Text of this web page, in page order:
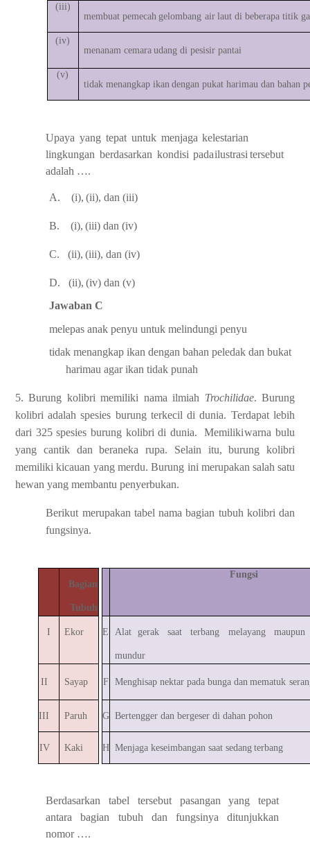
(iii)
membuat pemecah gelombang air laut di beberapa titik
(iv)
menanam cemara udang di pesisir pantai
(v)
tidak menangkap ikan dengan pukat harimau dan bahan
Upaya yang tepat untuk menjaga kelestarian
lingkungan berdasarkan kondisi padailustrasi tersebut
adalah ….
A. (i), (ii), dan (iii)
B. (i), (iii) dan (iv)
C. (ii), (iii), dan (iv)
D. (ii), (iv) dan (v)
Jawaban C
melepas anak penyu untuk melindungi penyu
tidak menangkap ikan dengan bahan peledak dan bukat
harimau agar ikan tidak punah
5.Burung kolibri memiliki nama ilmiah Trochilidae. Burung
kolibri adalah spesies burung terkecil di dunia. Terdapat lebih
dari 325 spesies burung kolibri di dunia. Memilikiwarna bulu
yang cantik dan beraneka rupa. Selain itu, burung kolibri
memiliki kicauan yang merdu. Burung ini merupakan salah satu
hewan yang membantu penyerbukan.
Berikut merupakan tabel nama bagian tubuh kolibri dan
fungsinya.
Bagian
Tubuh
Fungsi
I Ekor E Alat gerak saat terbang melayang
mundur
II Sayap F Menghisap nektar pada bunga dan mematuk
III Paruh G Bertengger dan bergeser di dahan pohon
IV Kaki H Menjaga keseimbangan saat sedang terbang
Berdasarkan tabel tersebut pasangan yang tepat
antara bagian tubuh dan fungsinya
ditunjukkan
nomor ….